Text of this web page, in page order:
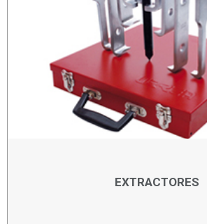
EXTRACTORES